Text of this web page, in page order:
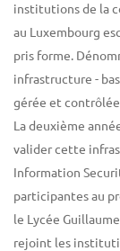
institutions de la
au Luxembourg
pris forme.
infrastructure -
gérée et contrôlée
La deuxième
valider cette
Information
participantes au
le Lycée
rejoint les